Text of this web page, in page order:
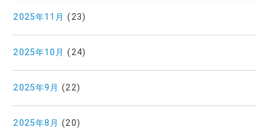
2025年11月 (23)
2025年10月 (24)
2025年9月 (22)
2025年8月 (20)